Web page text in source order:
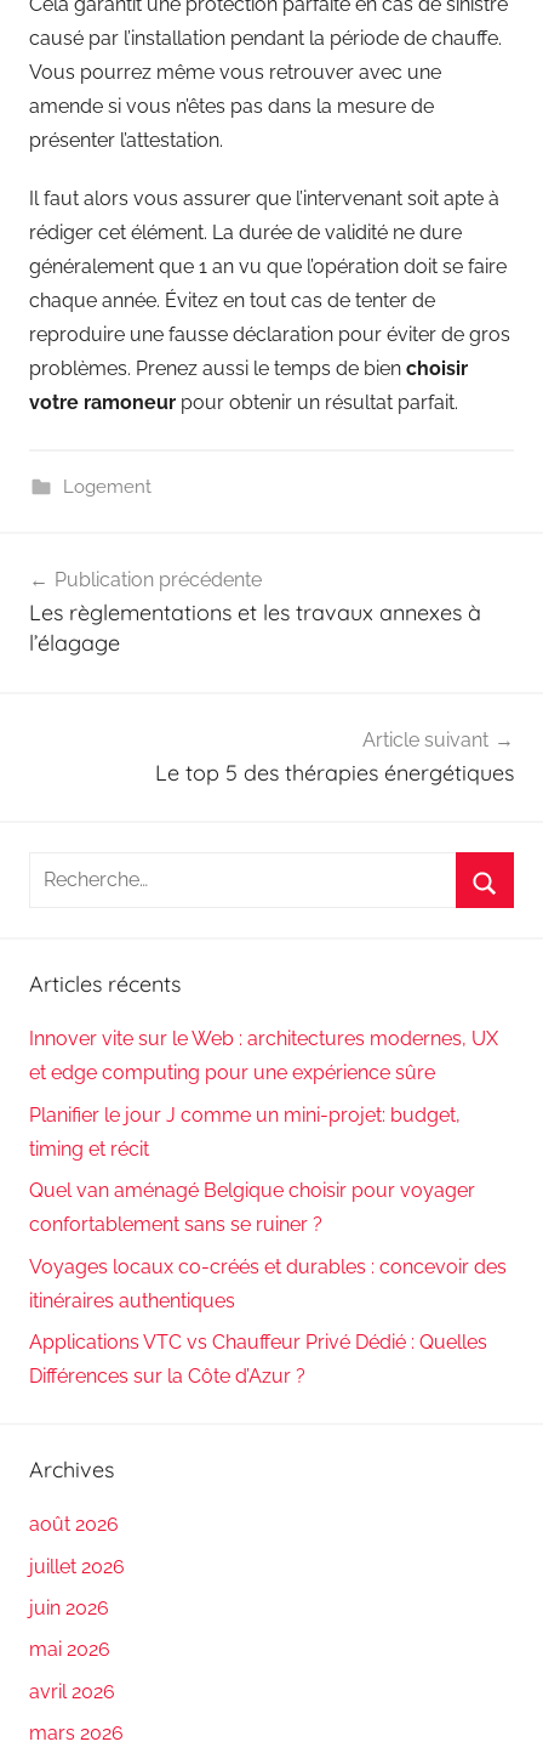
causé par l’installation pendant la période de chauffe.
Vous pourrez même vous retrouver avec une
amende si vous n’êtes pas dans la mesure de
présenter l’attestation.
Il faut alors vous assurer que l’intervenant soit apte à
rédiger cet élément. La durée de validité ne dure
généralement que 1 an vu que l’opération doit se faire
chaque année. Évitez en tout cas de tenter de
reproduire une fausse déclaration pour éviter de gros
problèmes. Prenez aussi le temps de bien choisir
votre ramoneur pour obtenir un résultat parfait.
Logement
de
l’article
Publication précédente
Les règlementations et les travaux annexes à
l’élagage
Article suivant
Le top 5 des thérapies énergétiques
Recherche
Articles récents
Innover vite sur le Web : architectures modernes, UX
et edge computing pour une expérience sûre
Planifier le jour J comme un mini-projet: budget,
timing et récit
Quel van aménagé Belgique choisir pour voyager
confortablement sans se ruiner ?
Voyages locaux co-créés et durables : concevoir des
itinéraires authentiques
Applications VTC vs Chauffeur Privé Dédié : Quelles
Différences sur la Côte d’Azur ?
Archives
août 2026
juillet 2026
juin 2026
mai 2026
avril 2026
mars 2026